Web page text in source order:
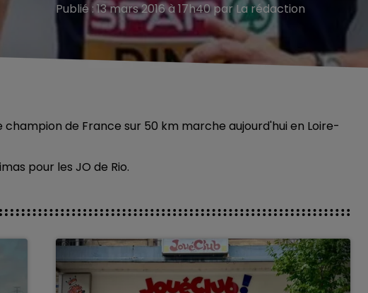
Publié : 13 mars 2016 à 17h40 par La rédaction
de France sur 50 km marche aujourd'hui en Loire-
pour les JO de Rio.